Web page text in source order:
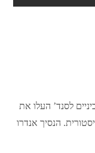
לסנד’ העלו את
הנסיך אנדרו